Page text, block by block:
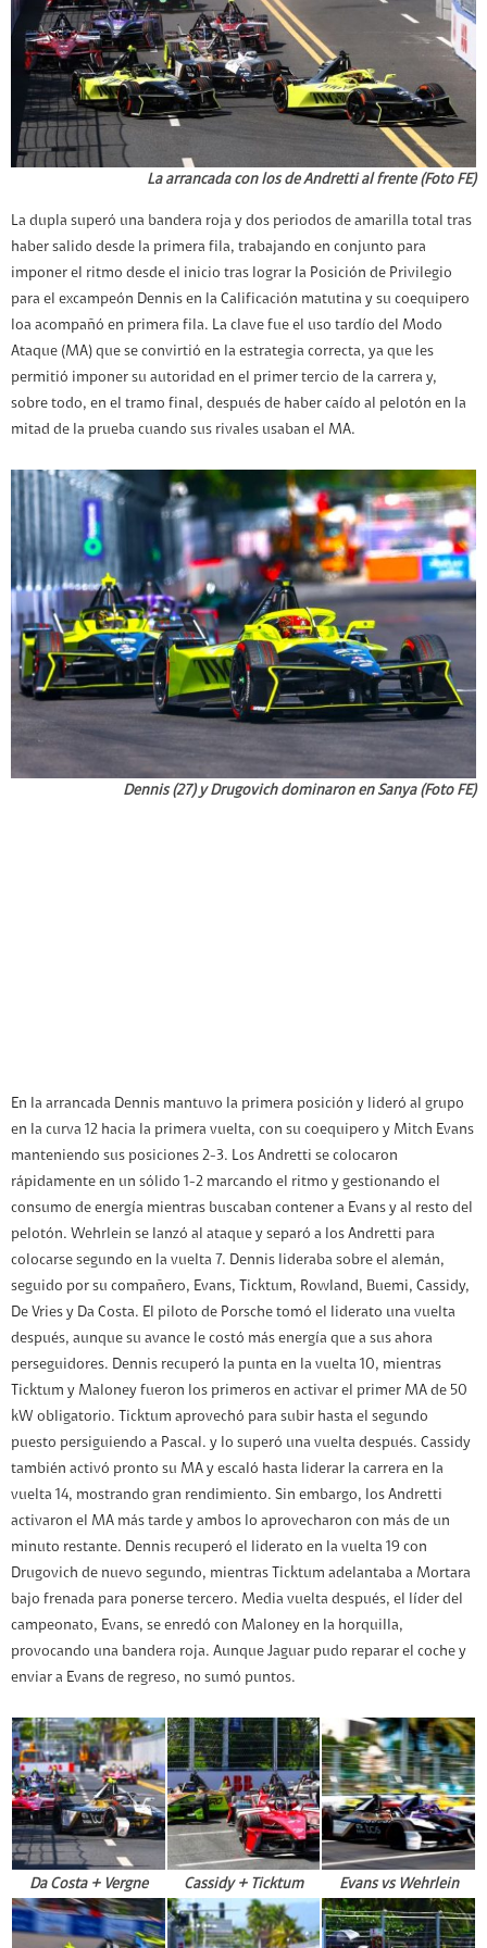
La arrancada con los de Andretti al frente (Foto FE)
La dupla superó una bandera roja y dos periodos de amarilla total tras
haber salido desde la primera fila, trabajando en conjunto para
imponer el ritmo desde el inicio tras lograr la Posición de Privilegio
para el excampeón Dennis en la Calificación matutina y su coequipero
loa acompañó en primera fila. La clave fue el uso tardío del Modo
Ataque (MA) que se convirtió en la estrategia correcta, ya que les
permitió imponer su autoridad en el primer tercio de la carrera y,
sobre todo, en el tramo final, después de haber caído al pelotón en la
mitad de la prueba cuando sus rivales usaban el MA.
Dennis (27) y Drugovich dominaron en Sanya (Foto FE)
En la arrancada Dennis mantuvo la primera posición y lideró al grupo
en la curva 12 hacia la primera vuelta, con su coequipero y Mitch Evans
manteniendo sus posiciones 2-3. Los Andretti se colocaron
rápidamente en un sólido 1-2 marcando el ritmo y gestionando el
consumo de energía mientras buscaban contener a Evans y al resto del
pelotón. Wehrlein se lanzó al ataque y separó a los Andretti para
colocarse segundo en la vuelta 7. Dennis lideraba sobre el alemán,
seguido por su compañero, Evans, Ticktum, Rowland, Buemi, Cassidy,
De Vries y Da Costa. El piloto de Porsche tomó el liderato una vuelta
después, aunque su avance le costó más energía que a sus ahora
perseguidores. Dennis recuperó la punta en la vuelta 10, mientras
Ticktum y Maloney fueron los primeros en activar el primer MA de 50
kW obligatorio. Ticktum aprovechó para subir hasta el segundo
puesto persiguiendo a Pascal. y lo superó una vuelta después. Cassidy
también activó pronto su MA y escaló hasta liderar la carrera en la
vuelta 14, mostrando gran rendimiento. Sin embargo, los Andretti
activaron el MA más tarde y ambos lo aprovecharon con más de un
minuto restante. Dennis recuperó el liderato en la vuelta 19 con
Drugovich de nuevo segundo, mientras Ticktum adelantaba a Mortara
bajo frenada para ponerse tercero. Media vuelta después, el líder del
campeonato, Evans, se enredó con Maloney en la horquilla,
provocando una bandera roja. Aunque Jaguar pudo reparar el coche y
enviar a Evans de regreso, no sumó puntos.
Da Costa + Vergne Cassidy + Ticktum Evans vs Wehrlein